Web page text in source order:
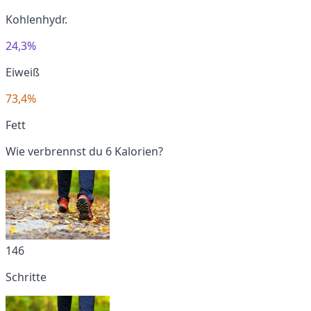
Kohlenhydr.
24,3%
Eiweiß
73,4%
Fett
Wie verbrennst du 6 Kalorien?
146
Schritte